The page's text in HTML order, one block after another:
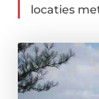
locaties